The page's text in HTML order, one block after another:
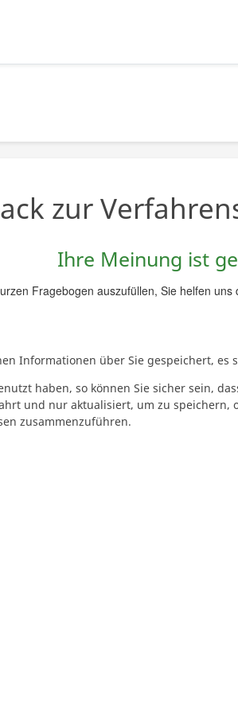
zur
Ihre Meinung ist
Fragebogen auszufüllen, Sie helfen
Informationen über Sie gespeichert,
haben, so können Sie sicher sein,
und nur aktualisiert, um zu speichern,
zusammenzuführen.